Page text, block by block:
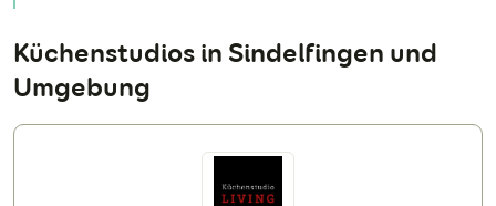
Küchenstudios in Sindelfingen und
Umgebung